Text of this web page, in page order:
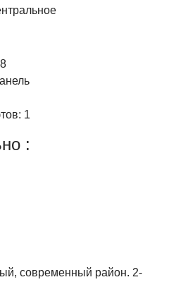
1
:
современный район. 2-